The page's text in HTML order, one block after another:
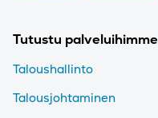
Tutustu palveluihimme
Taloushallinto
Talousjohtaminen